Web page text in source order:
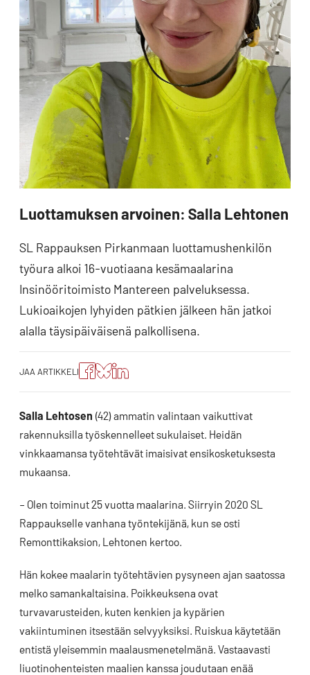
Luottamuksen arvoinen: Salla Lehtonen
SL Rappauksen Pirkanmaan luottamushenkilön
työura alkoi 16-vuotiaana kesämaalarina
Insinööritoimisto Mantereen palveluksessa.
Lukioaikojen lyhyiden pätkien jälkeen hän jatkoi
alalla täysipäiväisenä palkollisena.
JAA ARTIKKELI
Jaa
artikkeli
Facebookissa
Jaa
artikkeli
Blueskyssa
Jako:
Jaa
artikkeli
Salla Lehtosen (42) ammatin valintaan vaikuttivat
rakennuksilla työskennelleet sukulaiset. Heidän
vinkkaamansa työtehtävät imaisivat ensikosketuksesta
mukaansa.
– Olen toiminut 25 vuotta maalarina. Siirryin 2020 SL
Rappaukselle vanhana työntekijänä, kun se osti
Remonttikaksion, Lehtonen kertoo.
Hän kokee maalarin työtehtävien pysyneen ajan saatossa
melko samankaltaisina. Poikkeuksena ovat
turvavarusteiden, kuten kenkien ja kypärien
vakiintuminen itsestään selvyyksiksi. Ruiskua käytetään
entistä yleisemmin maalausmenetelmänä. Vastaavasti
liuotinohenteisten maalien kanssa joudutaan enää